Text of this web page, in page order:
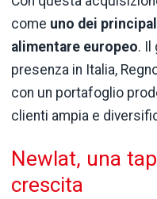
come uno dei
alimentare europeo. Il
presenza in Italia,
con un portafoglio
clienti ampia e
Newlat, una
crescita